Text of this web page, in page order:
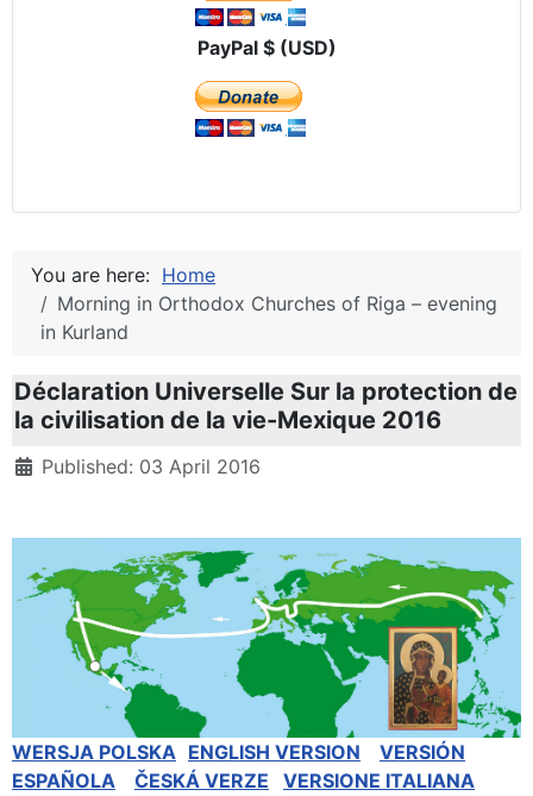
PayPal $ (USD)
You are here: Home
Morning in Orthodox Churches of Riga – evening
in Kurland
Déclaration Universelle Sur la protection de
la civilisation de la vie-Mexique 2016
DetailsPublished: 03 April 2016
WERSJA POLSKA ENGLISH VERSION
VERSIÓN
ESPAÑOLA
ČESKÁ VERZE
VERSIONE ITALIANA